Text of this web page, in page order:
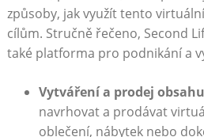
způsoby, jak využít tento
cílům. Stručně řečeno, Second
také platforma pro podnikání a
Vytváření a prodej
navrhovat a prodávat
oblečení, nábytek nebo